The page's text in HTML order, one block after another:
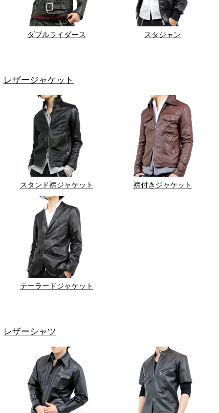
ダブルライダース スタジャン
レザージャケット
スタンド襟ジャケット 襟付きジャケット
テーラードジャケット
レザーシャツ